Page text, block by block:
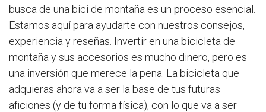
busca de una bici de montaña es un proceso esencial.
Estamos aquí para ayudarte con nuestros consejos,
experiencia y reseñas. Invertir en una bicicleta de
montaña y sus accesorios es mucho dinero, pero es
una inversión que merece la pena. La bicicleta que
adquieras ahora va a ser la base de tus futuras
aficiones (y de tu forma física), con lo que va a ser